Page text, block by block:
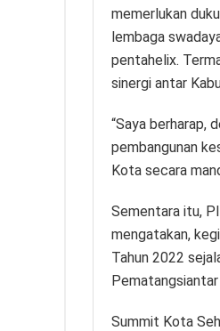
memerlukan
lembaga
pentahelix.
sinergi antar
“Saya berharap,
pembangunan
Kota secara
Sementara itu,
mengatakan,
Tahun 2022
Summit Kota